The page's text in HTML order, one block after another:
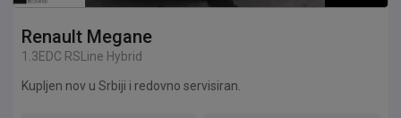
Renault Megane
1.3EDC RSLine Hybrid
Kupljen nov u Srbiji i redovno servisiran.